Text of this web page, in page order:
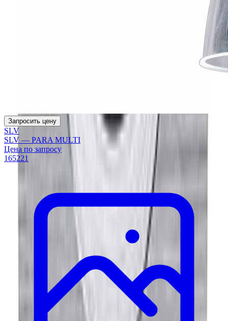
Запросить цену
SLV
SLV — PARA MULTI
Цена по запросу
165221